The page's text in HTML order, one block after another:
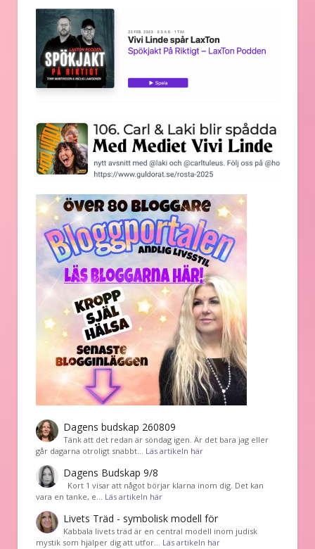
Dagens budskap 260809
Tänk att det redan är söndag igen. Är det bara jag eller
går dagarna otroligt snabbt… Läs artikeln här
Dagens Budskap 9/8
Kort 1 visar att något börjar klarna inom dig. Det kan
vara en tanke, e… Läs artikeln här
Livets Träd - symbolisk modell för
Kabbala livets träd är en central modell inom judisk
mystik som hjälper dig att utfor… Läs artikeln här